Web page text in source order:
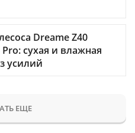
Dreame Z40
сухая и влажная
усилий
ЕЩЕ